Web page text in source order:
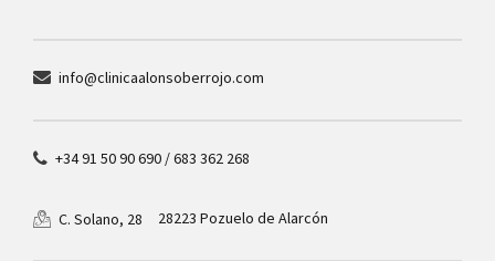
info@clinicaalonsoberrojo.com
+34 91 50 90 690 / 683 362 268
C. Solano, 28 28223 Pozuelo de Alarcón